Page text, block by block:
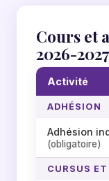
Cours et
2026-2027
Activité
ADHÉSION
Adhésion
(obligatoire)
CURSUS